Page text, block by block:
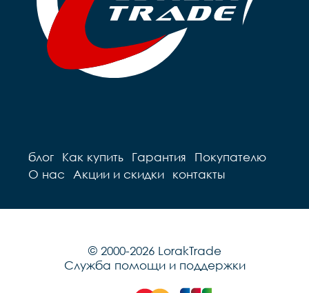
блог Как купить Гарантия
Покупателю
О нас
Акции и скидки контакты
© 2000-2026 LorakTrade
Служба помощи и поддержки